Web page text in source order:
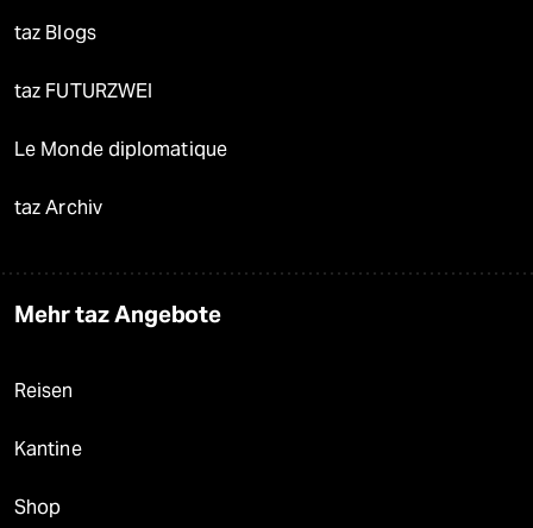
taz Blogs
taz FUTURZWEI
Le Monde diplomatique
taz Archiv
Mehr taz Angebote
Reisen
Kantine
Shop